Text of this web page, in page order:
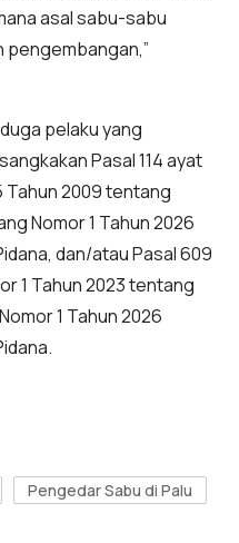
asal sabu-sabu
pengembangan,”
pelaku yang
Pasal 114 ayat
Tahun 2009 tentang
Nomor 1 Tahun 2026
dan/atau Pasal 609
1 Tahun 2023 tentang
1 Tahun 2026
Pengedar Sabu di Palu